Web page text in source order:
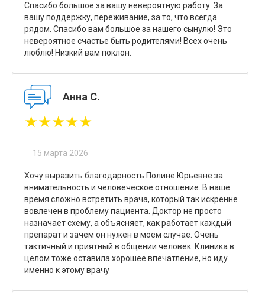
Спасибо большое за вашу невероятную работу. За
вашу поддержку, переживание, за то, что всегда
рядом. Спасибо вам большое за нашего сынулю! Это
невероятное счастье быть родителями! Всех очень
люблю! Низкий вам поклон.
Анна С.
★★★★★
15 марта 2026
Хочу выразить благодарность Полине Юрьевне за
внимательность и человеческое отношение. В наше
время сложно встретить врача, который так искренне
вовлечен в проблему пациента. Доктор не просто
назначает схему, а объясняет, как работает каждый
препарат и зачем он нужен в моем случае. Очень
тактичный и приятный в общении человек. Клиника в
целом тоже оставила хорошее впечатление, но иду
именно к этому врачу